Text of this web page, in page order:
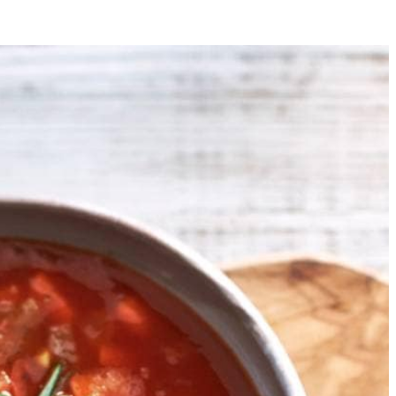
en bouillon toe en breng aan de kook. Laat de soep 5 min.
erbij.
het Voedingscentrum, dan kun je per dag 3 tot 5 keer iets kleins